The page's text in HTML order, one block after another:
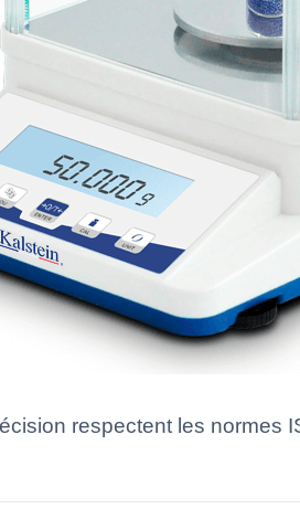
respectent les normes